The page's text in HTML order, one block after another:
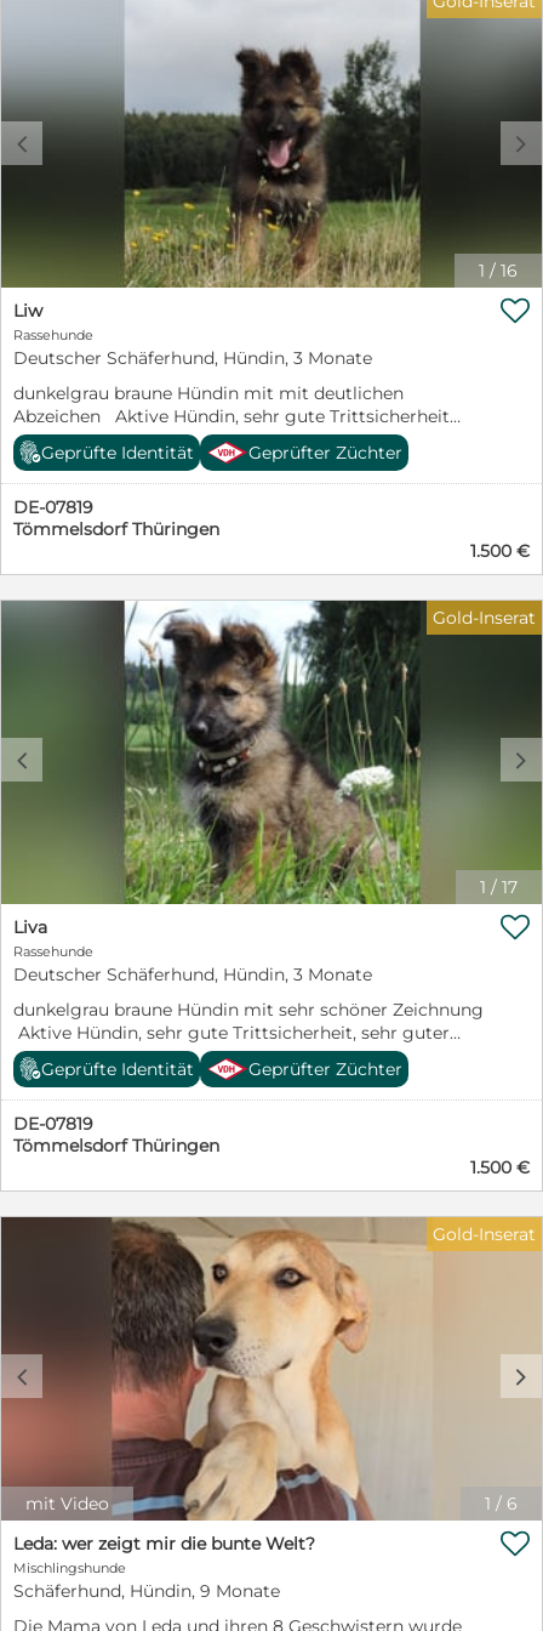
Bitte stellen Sie sich über unser Kontaktformular kurz
vor und geben Sie zwingend Ihre WhatsApp-Nummer
oder eine Mailadresse an. Wir senden Ihnen
anschließend alle Fotos und weitere Informationen zu
Ihrem gewünschten Hund. Wir nehmen dann zeitnah
Kontakt mit Ihnen auf. Weitere Informationen SGD
Save Greek Doggies, reg.No 3110, ist ein eingetragener,
gemeinnütziger Tierschutzverein in Patras. Wir
nehmen überwiegend ausgesetzte Welpen und
ausgesetzte trächtige Hündinnen bzw. Hündinnen mit
ihren sehr jungen Welpen auf. Besuchen Sie uns gern
auf Instagram . https://www.facebook.com/profile.php?
https://www.instagram.com/savegreekdoggies/
1 / 16
c d
Liw
Rassehunde
Deutscher Schäferhund, Hündin, 3 Monate
dunkelgrau braune Hündin mit mit deutlichen
Abzeichen Aktive Hündin, sehr gute Trittsicherheit
unbefangen und ein sehr guter Spieler, freundlich und
aufgeschlossen

Geprüfte Identität Geprüfter Züchter
DE-07819
Tömmelsdorf Thüringen
1.500 €
1 / 17
c d
Gold-Inserat
Liva
Rassehunde
Deutscher Schäferhund, Hündin, 3 Monate
dunkelgrau braune Hündin mit sehr schöner Zeichnung
Aktive Hündin, sehr gute Trittsicherheit, sehr guter
Spieler, freundlich und aufgeschlossen.

Geprüfte Identität Geprüfter Züchter
DE-07819
Tömmelsdorf Thüringen
1.500 €
1 / 6
c d
mit Video
Gold-Inserat
Leda: wer zeigt mir die bunte Welt?
Mischlingshunde
Schäferhund, Hündin, 9 Monate
Die Mama von Leda und ihren 8 Geschwistern wurde
